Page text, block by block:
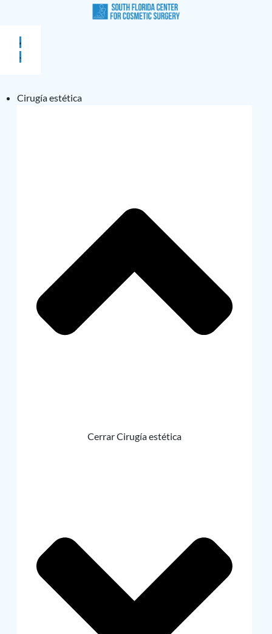
Cirugía estética
Cerrar Cirugía estética